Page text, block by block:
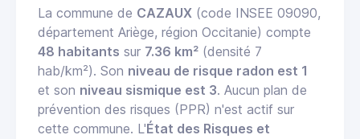
La commune de CAZAUX (code INSEE 09090,
département Ariège, région Occitanie) compte
48 habitants sur 7.36 km² (densité 7
hab/km²). Son niveau de risque radon est 1
et son niveau sismique est 3. Aucun plan de
prévention des risques (PPR) n'est actif sur
cette commune. L'État des Risques et